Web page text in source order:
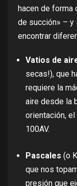
hacen de forma
de succión» – y
encontrar
Vatios de
secas!), que
requiere la
aire desde la
orientación,
100AV.
Pascales (o
que nos
presión que